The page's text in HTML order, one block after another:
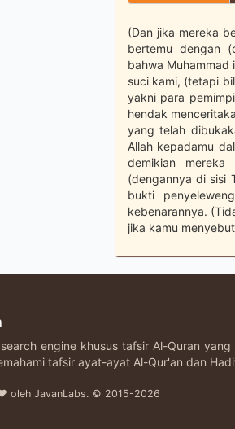
(Dan jika mereka
bertemu dengan
bahwa
suci kami, (tetapi
yakni para
hendak
yang telah
Allah kepadamu
demikian
(dengannya di sisi
bukti
kebenarannya.
jika kamu
engine khusus tafsir Al-Quran
tafsir ayat-ayat Al-Qur'an dan
oleh JavanLabs. © 2015-2026